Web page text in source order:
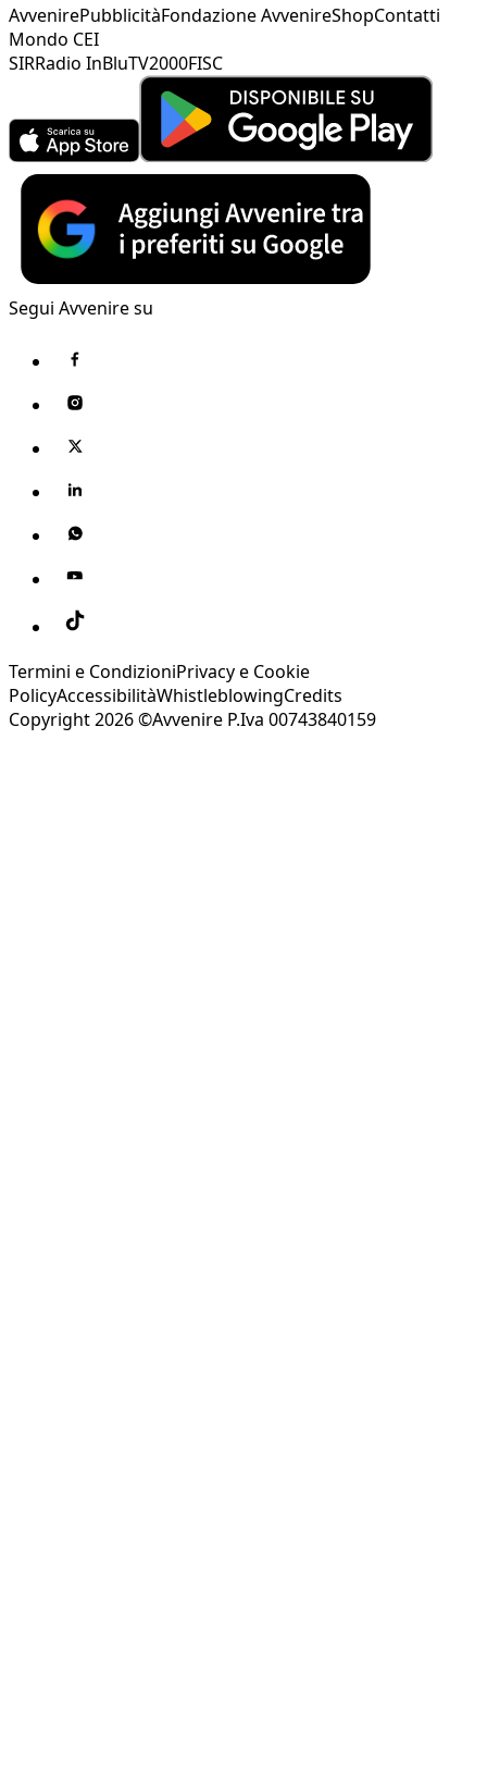
AvvenirePubblicitàFondazione AvvenireShopContatti
Mondo CEI
SIRRadio InBluTV2000FISC
Segui Avvenire su
Termini e CondizioniPrivacy e Cookie
PolicyAccessibilitàWhistleblowingCredits
Copyright 2026 ©Avvenire P.Iva 00743840159